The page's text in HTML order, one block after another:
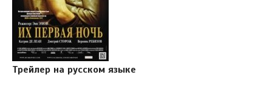
Трейлер на русском языке